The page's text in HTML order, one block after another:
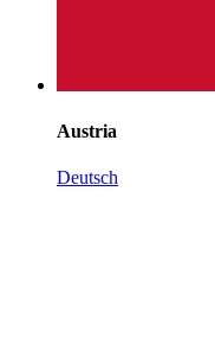
Austria
Deutsch